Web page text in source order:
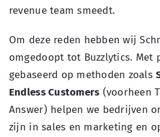
revenue team smeedt.
Om deze reden hebben wij
omgedoopt tot Buzzlytics. Met
gebaseerd op methoden zoals
Endless Customers (voorheen
Answer) helpen we bedrijven
zijn in sales en marketing en